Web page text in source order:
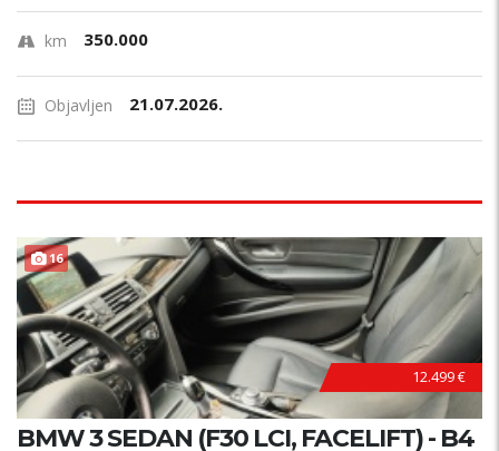
km 350.000
Objavljen 21.07.2026.
16
12.499 €
BMW 3 SEDAN (F30 LCI, FACELIFT) - B4